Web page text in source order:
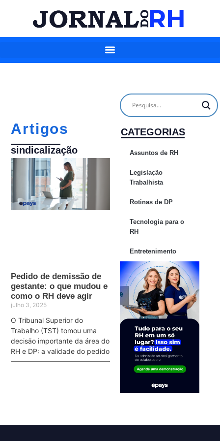
Artigos
sindicalização
Pedido de demissão de
gestante: o que mudou e
como o RH deve agir
julho 3, 2025
O Tribunal Superior do
Trabalho (TST) tomou uma
decisão importante da área do
RH e DP: a validade do pedido
CATEGORIAS
Assuntos de RH
Legislação
Trabalhista
Rotinas de DP
Tecnologia para o
RH
Entretenimento